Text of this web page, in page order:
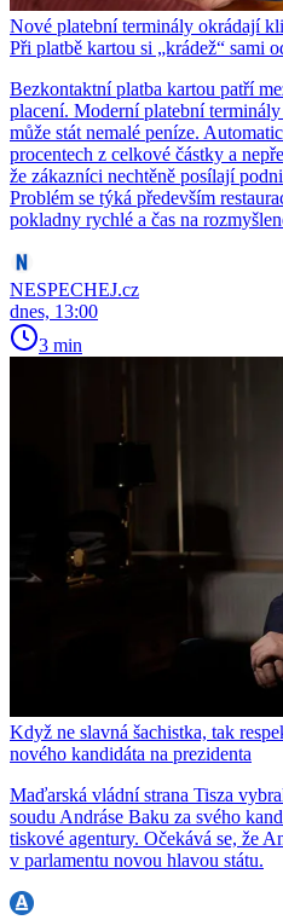
Nové platební terminály okrádají
Při platbě kartou si „krádež“ sami
Bezkontaktní platba kartou patří
placení. Moderní platební
může stát nemalé peníze.
procentech z celkové částky a
že zákazníci nechtěně posílají
Problém se týká především
pokladny rychlé a čas na
NESPECHEJ.cz
dnes, 13:00
3 min
Když ne slavná šachistka, tak
nového kandidáta na prezidenta
Maďarská vládní strana Tisza
soudu Andráse Baku za svého
tiskové agentury. Očekává se, že
v parlamentu novou hlavou státu.